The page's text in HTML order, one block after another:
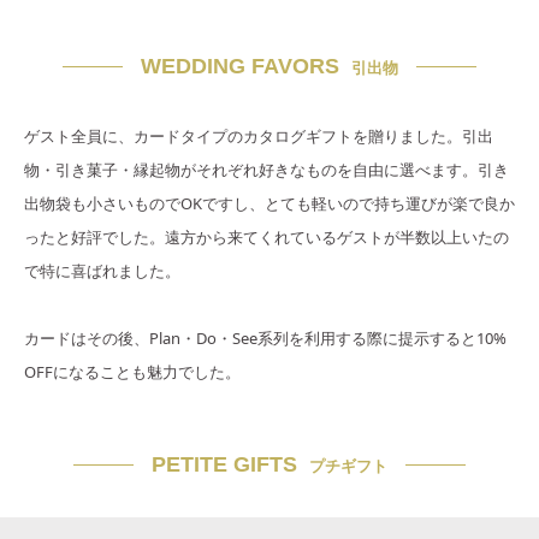
WEDDING FAVORS 引出物
ゲスト全員に、カードタイプのカタログギフトを贈りました。引出
物・引き菓子・縁起物がそれぞれ好きなものを自由に選べます。引き
出物袋も小さいものでOKですし、とても軽いので持ち運びが楽で良か
ったと好評でした。遠方から来てくれているゲストが半数以上いたの
で特に喜ばれました。
カードはその後、Plan・Do・See系列を利用する際に提示すると10%
OFFになることも魅力でした。
PETITE GIFTS プチギフト